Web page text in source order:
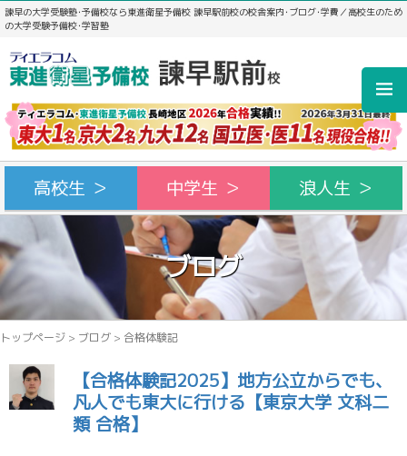
諫早の大学受験塾･予備校なら東進衛星予備校 諫早駅前校の校舎案内･ブログ･学費／高校生のため
の大学受験予備校･学習塾
高校生 ＞ 中学生 ＞ 浪人生 ＞
ブログ
トップページ > ブログ > 合格体験記
【合格体験記2025】地方公立からでも、
凡人でも東大に行ける【東京大学 文科二
類 合格】